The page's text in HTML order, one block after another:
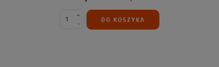
-
+
DO KOSZYKA